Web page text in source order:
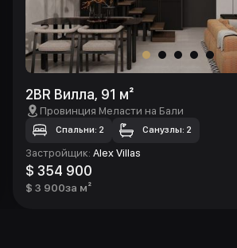
2BR Вилла, 91 м²
Провинция Меласти на Бали
Спальни: 2 Санузлы: 2
Застройщик: Alex Villas
$ 354 900
$ 3 900за м²